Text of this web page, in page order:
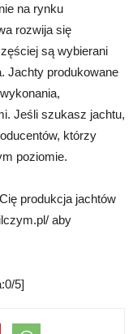
na rynku
rozwija się
są wybierani
Jachty produkowane
Jeśli szukasz jachtu,
którzy
poziomie.
produkcja jachtów
aby
5]